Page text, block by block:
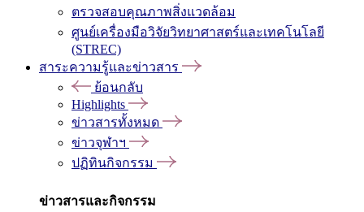
ตรวจสอบคุณภาพสิ่งแวดล้อม
ศูนย์เครื่องมือวิจัยวิทยาศาสตร์และเทคโนโลยี
(STREC)
สาระความรู้และข่าวสาร
ย้อนกลับ
Highlights
ข่าวสารทั้งหมด
ข่าวจุฬาฯ
ปฏิทินกิจกรรม
ข่าวสารและกิจกรรม